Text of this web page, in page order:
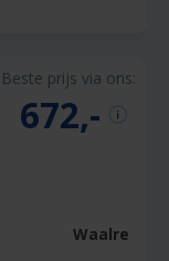
Beste prijs via ons:
672,-
Waalre